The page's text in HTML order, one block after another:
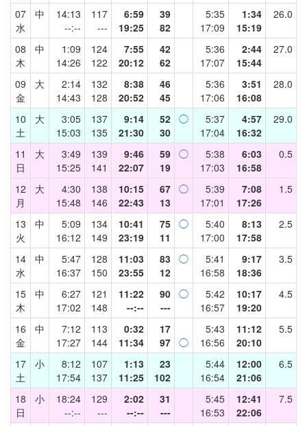
07
水
中
14:13
--:--
117
---
6:59
19:25
39
82
5:35
17:09
1:34
15:19
26.0
08
木
中
1:09
14:26
124
122
7:55
20:12
42
62
5:36
17:07
2:44
15:44
27.0
09
金
大
2:14
14:43
132
128
8:38
20:52
46
45
5:36
17:06
3:51
16:08
28.0
10
土
大
3:05
15:03
137
135
9:14
21:30
52
30
◯
5:37
17:04
4:57
16:32
29.0
11
日
大
3:49
15:25
139
141
9:46
22:07
59
19
◯
5:38
17:03
6:03
16:58
0.5
12
月
大
4:30
15:48
138
146
10:15
22:43
67
13
◯
5:39
17:01
7:08
17:26
1.5
13
火
中
5:09
16:12
134
149
10:41
23:19
75
11
◯
5:40
17:00
8:13
17:58
2.5
14
水
中
5:47
16:37
128
150
11:03
23:55
83
12
◯
5:41
16:58
9:17
18:36
3.5
15
木
中
6:27
17:02
121
148
11:22
--:--
90
---
◯
5:42
16:57
10:17
19:20
4.5
16
金
中
7:12
17:27
113
144
0:32
11:34
17
97 ◯
5:43
16:56
11:12
20:10
5.5
17
土
小
8:12
17:54
107
137
1:13
11:25
23
102
5:44
16:54
12:00
21:06
6.5
18
日
小
18:24
--:--
129
---
2:02
--:--
31
---
5:45
16:53
12:41
22:06
7.5